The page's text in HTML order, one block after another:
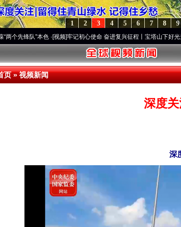
9
8
7
6
5
4
3
2
1
”本色·[视频]牢记初心使命 奋进复兴征程丨宝塔山下好光景..·[视频]
页»视频新闻
深度
深